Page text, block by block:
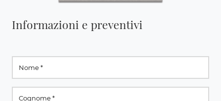
Informazioni e preventivi